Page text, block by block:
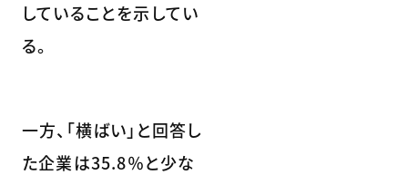
していることを示してい
る。
一方、「横ばい」と回答し
た企業は35.8％と少な